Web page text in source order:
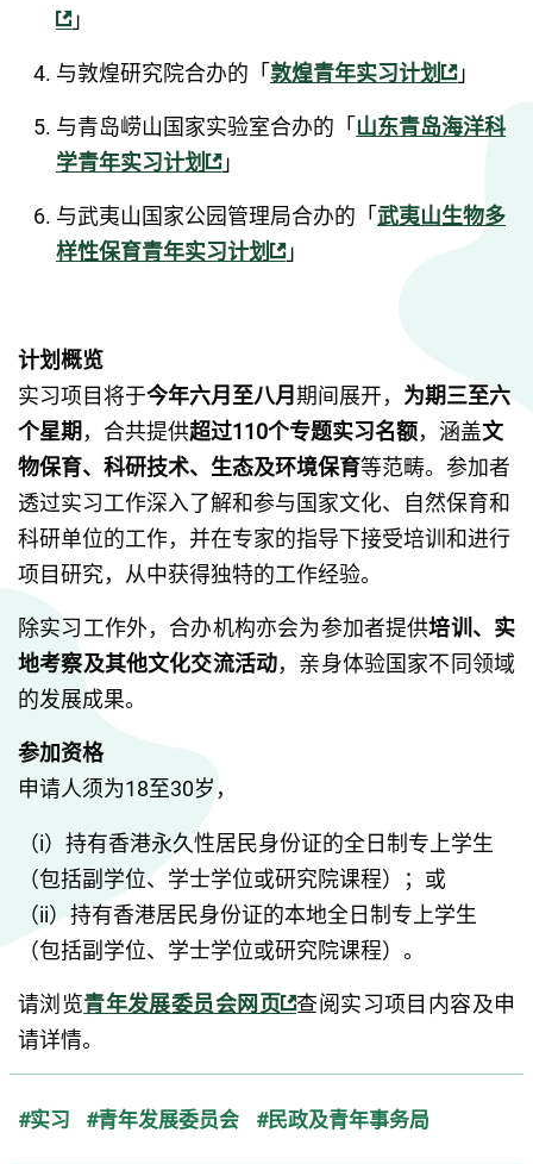
」
与敦煌研究院合办的「敦煌青年实习计划 」
与青岛崂山国家实验室合办的「山东青岛海洋科
学青年实习计划 」
与武夷山国家公园管理局合办的「武夷山生物多
样性保育青年实习计划 」
计划概览
实习项目将于今年六月至八月期间展开， 为期三至六
个星期，合共提供超过110个专题实习名额，涵盖文
物保育、科研技术、生态及环境保育等范畴。参加者
透过实习工作深入了解和参与国家文化、自然保育和
科研单位的工作，并在专家的指导下接受培训和进行
项目研究，从中获得独特的工作经验。
除实习工作外，合办机构亦会为参加者提供培训、实
地考察及其他文化交流活动，亲身体验国家不同领域
的发展成果。
参加资格
申请人须为18至30岁，
（i）持有香港永久性居民身份证的全日制专上学生
（包括副学位、学士学位或研究院课程）；或
（ii）持有香港居民身份证的本地全日制专上学生
（包括副学位、学士学位或研究院课程）。
请浏览青年发展委员会网页 查阅实习项目内容及申
请详情。
#实习 #青年发展委员会 #民政及青年事务局